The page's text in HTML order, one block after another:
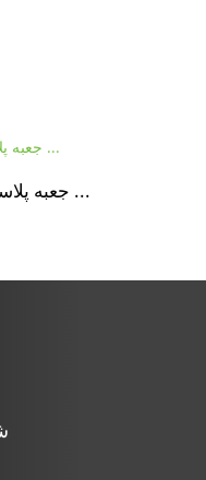
جعبه پلاستیکی با محافظت نرم و بادوام ...